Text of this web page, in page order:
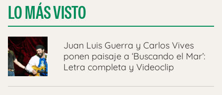
LO MÁS VISTO
Juan Luis Guerra y Carlos Vives
ponen paisaje a ‘Buscando el Mar’:
Letra completa y Videoclip